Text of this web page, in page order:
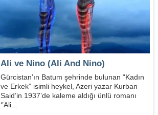
Ali ve Nino (Ali And Nino)
Gürcistan’ın Batum şehrinde bulunan “Kadın
ve Erkek” isimli heykel, Azeri yazar Kurban
Said’in 1937’de kaleme aldığı ünlü romanı
‘’Ali...